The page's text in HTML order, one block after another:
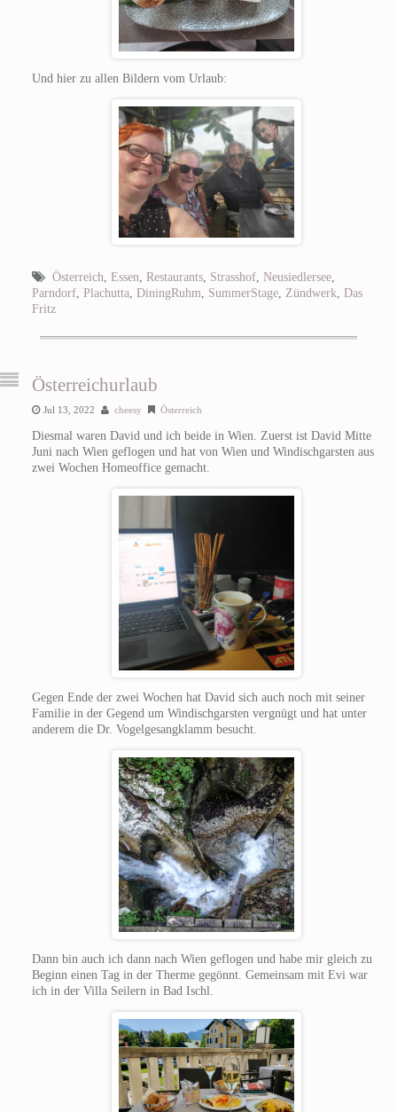
Und hier zu allen Bildern vom Urlaub:
Österreich, Essen, Restaurants, Strasshof, Neusiedlersee,
Parndorf, Plachutta, DiningRuhm, SummerStage, Zündwerk, Das
Fritz
Österreichurlaub
Jul 13, 2022 cheesy Österreich
Diesmal waren David und ich beide in Wien. Zuerst ist David Mitte
Juni nach Wien geflogen und hat von Wien und Windischgarsten aus
zwei Wochen Homeoffice gemacht.
Gegen Ende der zwei Wochen hat David sich auch noch mit seiner
Familie in der Gegend um Windischgarsten vergnügt und hat unter
anderem die Dr. Vogelgesangklamm besucht.
Dann bin auch ich dann nach Wien geflogen und habe mir gleich zu
Beginn einen Tag in der Therme gegönnt. Gemeinsam mit Evi war
ich in der Villa Seilern in Bad Ischl.